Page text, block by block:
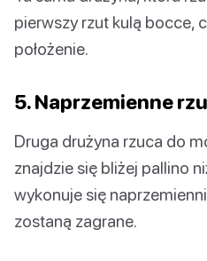
pierwszy rzut kulą bocce,
położenie.
5. Naprzemienne
Druga drużyna rzuca do
znajdzie się bliżej pallino
wykonuje się
zostaną zagrane.